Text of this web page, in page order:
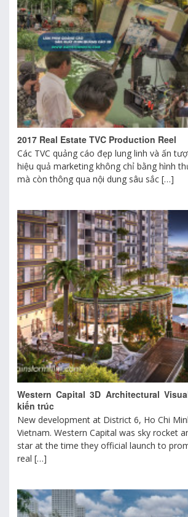
2017 Real Estate TVC Production Reel
Các TVC quảng cáo đẹp lung linh và ấn
hiệu quả marketing không chỉ bằng hình
mà còn thông qua nội dung sâu sắc […]
Western Capital 3D Architectural
kiến trúc
New development at District 6, Ho Chi
Vietnam. Western Capital was sky rocket
star at the time they official launch to
real […]